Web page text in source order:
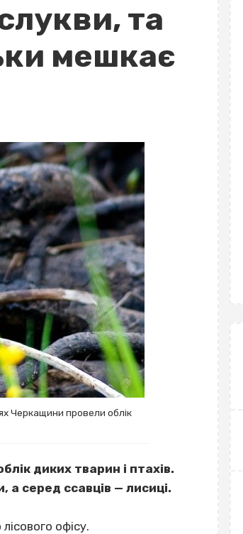
та
мешкає
Черкащини провели облік
диких тварин і птахів.
серед ссавців — лисиці.
офісу.